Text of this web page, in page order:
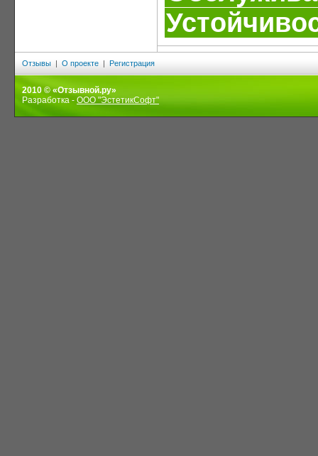
Отзывы | О проекте | Регистрация
2010 © «Отзывной.ру»
Разработка - ООО "ЭстетикСофт"